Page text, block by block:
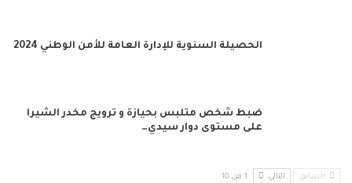
الحصيلة السنوية للإدارة العامة للأمن الوطني 2024
ضبط شخص متلبس بحيازة و ترويج مخدر الشيرا
على مستوى دوار سيدي…
السابق التالي 1 من 10